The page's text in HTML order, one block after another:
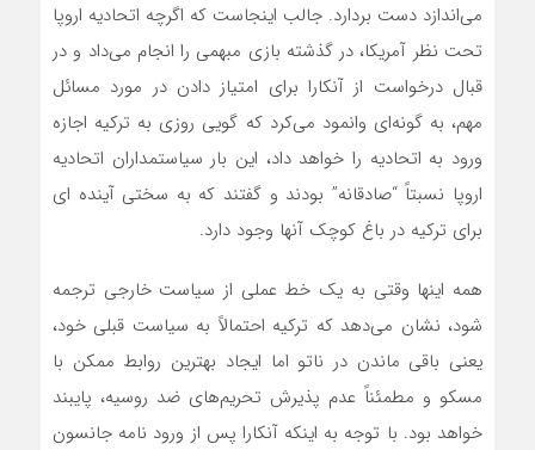
می‌اندازد دست بردارد. جالب اینجاست که اگرچه اتحادیه اروپا
تحت نظر آمریکا، در گذشته بازی مبهمی را انجام می‌داد و در
قبال درخواست از آنکارا برای امتیاز دادن در مورد مسائل
مهم، به گونه‌ای وانمود می‌کرد که گویی روزی به ترکیه اجازه
ورود به اتحادیه را خواهد داد، این بار سیاستمداران اتحادیه
اروپا نسبتاً “صادقانه” بودند و گفتند که به سختی آینده ای
برای ترکیه در باغ کوچک آنها وجود دارد.
همه اینها وقتی به یک خط عملی از سیاست خارجی ترجمه
شود، نشان‌‌‌ می‌دهد که ترکیه احتمالاً به سیاست قبلی خود،
یعنی باقی ماندن در ناتو اما ایجاد بهترین روابط ممکن با
مسکو و مطمئناً عدم پذیرش تحریم‌‌‌‌های ضد روسیه، پایبند
خواهد بود. با توجه به اینکه آنکارا پس از ورود نامه جانسون